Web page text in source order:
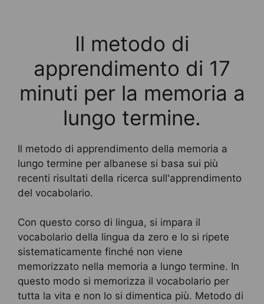
Il metodo di
apprendimento di 17
minuti per la memoria a
lungo termine.
Il metodo di apprendimento della memoria a
lungo termine per albanese si basa sui più
recenti risultati della ricerca sull'apprendimento
del vocabolario.
Con questo corso di lingua, si impara il
vocabolario della lingua da zero e lo si ripete
sistematicamente finché non viene
memorizzato nella memoria a lungo termine. In
questo modo si memorizza il vocabolario per
tutta la vita e non lo si dimentica più. Metodo di